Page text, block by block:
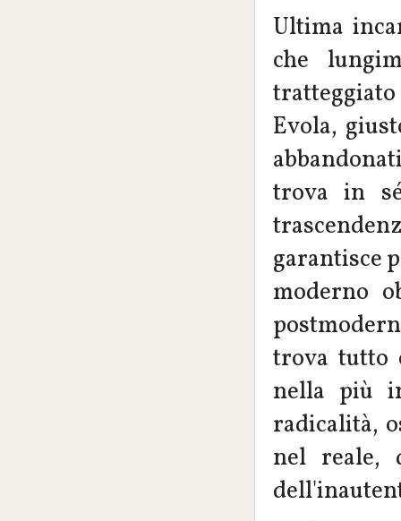
Ultima
che
Evola,
trova in
garantisce
moderno
trova tutto
nella più
radicalità,
nel reale,